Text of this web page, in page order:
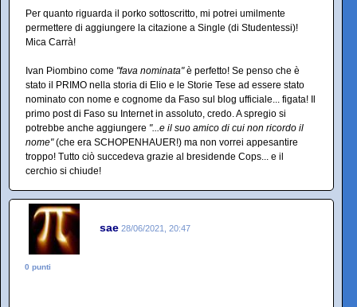
Per quanto riguarda il porko sottoscritto, mi potrei umilmente
permettere di aggiungere la citazione a Single (di Studentessi)!
Mica Carrà!
Ivan Piombino come "fava nominata"è perfetto! Se penso che è
stato il PRIMO nella storia di Elio e le Storie Tese ad essere stato
nominato con nome e cognome da Faso sul blog ufficiale... figata! Il
primo post di Faso su Internet in assoluto, credo. A spregio si
potrebbe anche aggiungere "...e il suo amico di cui non ricordo il
nome"(che era SCHOPENHAUER!) ma non vorrei appesantire
troppo! Tutto ciò succedeva grazie al bresidende Cops... e il
cerchio si chiude!
sae 28/06/2021, 20:47
0 punti